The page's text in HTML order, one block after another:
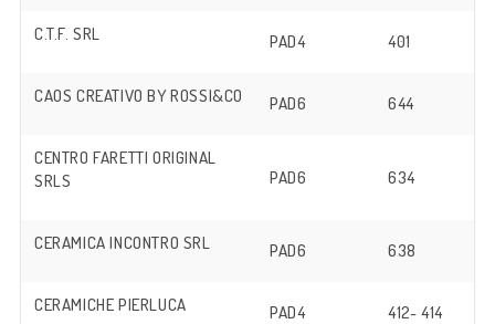
C.T.F. SRL PAD4 401
CAOS CREATIVO BY ROSSI&CO PAD6 644
CENTRO FARETTI ORIGINAL
SRLS
PAD6 634
CERAMICA INCONTRO SRL PAD6 638
CERAMICHE PIERLUCA PAD4 412- 414